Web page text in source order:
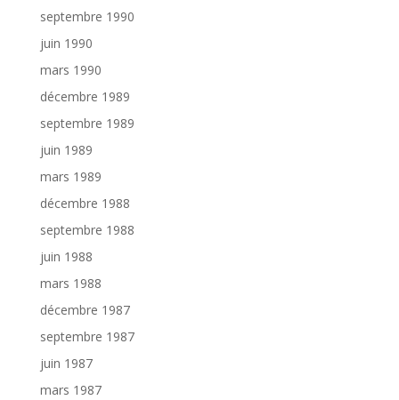
septembre 1990
juin 1990
mars 1990
décembre 1989
septembre 1989
juin 1989
mars 1989
décembre 1988
septembre 1988
juin 1988
mars 1988
décembre 1987
septembre 1987
juin 1987
mars 1987